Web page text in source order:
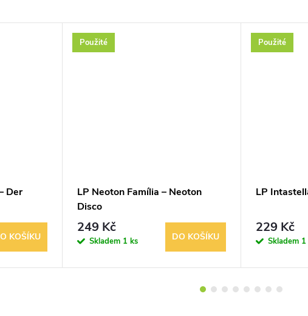
Der
KOŠÍKU
Použité
LP Neoton Família – Neoton
Disco
249 Kč
Skladem 1 ks DO KOŠÍKU
Použité
LP
229 Kč
Skladem